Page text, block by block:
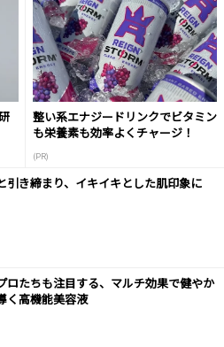
整い系エナジードリンクでビタミン
も栄養素も効率よくチャージ！
(PR)
引き締まり、イキイキとした肌印象に
ロたちも注目する、マルチ効果で健やか
く高機能美容液